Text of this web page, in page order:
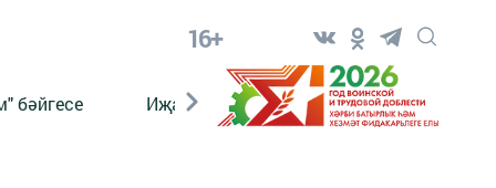
16+
бәйгесе Иҗат Реклама Онлайн